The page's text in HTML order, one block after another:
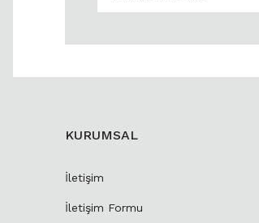
KURUMSAL
İletişim
İletişim Formu